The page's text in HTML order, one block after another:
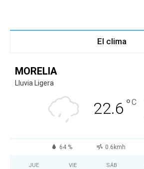
El clima
MORELIA
Lluvia Ligera
22.6 °C
64 % 0.6kmh
JUE VIE SÁB